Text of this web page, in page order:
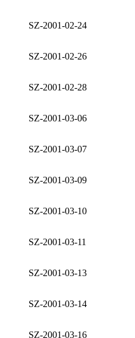
SZ-2001-02-24
SZ-2001-02-26
SZ-2001-02-28
SZ-2001-03-06
SZ-2001-03-07
SZ-2001-03-09
SZ-2001-03-10
SZ-2001-03-11
SZ-2001-03-13
SZ-2001-03-14
SZ-2001-03-16